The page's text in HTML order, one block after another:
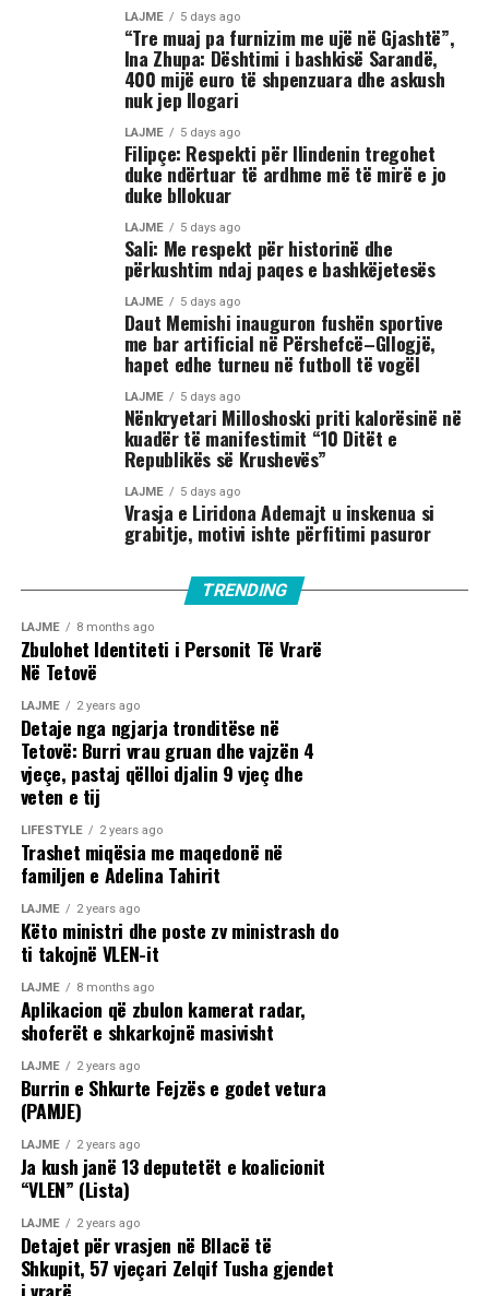
LAJME 5 days ago
“Tre muaj pa furnizim me ujë në Gjashtë”,
Ina Zhupa: Dështimi i bashkisë Sarandë,
400 mijë euro të shpenzuara dhe askush
nuk jep llogari
LAJME 5 days ago
Filipçe: Respekti për Ilindenin tregohet
duke ndërtuar të ardhme më të mirë e jo
duke bllokuar
LAJME 5 days ago
Sali: Me respekt për historinë dhe
përkushtim ndaj paqes e bashkëjetesës
LAJME 5 days ago
Daut Memishi inauguron fushën sportive
me bar artificial në Përshefcë–Gllogjë,
hapet edhe turneu në futboll të vogël
LAJME 5 days ago
Nënkryetari Milloshoski priti kalorësinë në
kuadër të manifestimit “10 Ditët e
Republikës së Krushevës”
LAJME 5 days ago
Vrasja e Liridona Ademajt u inskenua si
grabitje, motivi ishte përfitimi pasuror
TRENDING
LAJME 8 months ago
Zbulohet Identiteti i Personit Të Vrarë
Në Tetovë
LAJME 2 years ago
Detaje nga ngjarja tronditëse në
Tetovë: Burri vrau gruan dhe vajzën 4
vjeçe, pastaj qëlloi djalin 9 vjeç dhe
veten e tij
LIFESTYLE 2 years ago
Trashet miqësia me maqedonë në
familjen e Adelina Tahirit
LAJME 2 years ago
Këto ministri dhe poste zv ministrash do
ti takojnë VLEN-it
LAJME 8 months ago
Aplikacion që zbulon kamerat radar,
shoferët e shkarkojnë masivisht
LAJME 2 years ago
Burrin e Shkurte Fejzës e godet vetura
(PAMJE)
LAJME 2 years ago
Ja kush janë 13 deputetët e koalicionit
“VLEN” (Lista)
LAJME 2 years ago
Detajet për vrasjen në Bllacë të
Shkupit, 57 vjeçari Zelqif Tusha gjendet